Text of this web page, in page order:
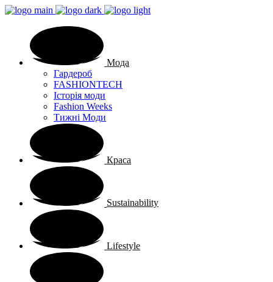
Мода
Гардероб
FASHIONTECH
Історія моди
Fashion Weeks
Тижні Моди
Краса
Sustainability
Lifestyle